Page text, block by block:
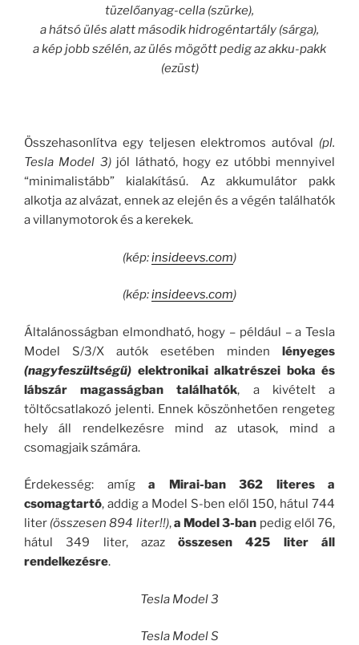
tüzelőanyag-cella (szürke),
a hátsó ülés alatt második hidrogéntartály (sárga),
a kép jobb szélén, az ülés mögött pedig az akku-pakk
(ezüst)
Összehasonlítva egy teljesen elektromos autóval (pl.
Tesla Model 3)jól látható, hogy ez utóbbi mennyivel
“minimalistább” kialakítású. Az akkumulátor pakk
alkotja az alvázat, ennek az elején és a végén találhatók
a villanymotorok és a kerekek.
(kép:insideevs.com)
(kép:insideevs.com)
Általánosságban elmondható, hogy – például – a Tesla
Model S/3/X autók esetében minden lényeges
(nagyfeszültségű) elektronikai alkatrészei boka és
lábszár magasságban találhatók, a kivételt a
töltőcsatlakozó jelenti. Ennek köszönhetően rengeteg
hely áll rendelkezésre mind az utasok, mind a
csomagjaik számára.
Érdekesség: amíg a Mirai-ban 362 literes a
csomagtartó, addig a Model S-ben elől 150, hátul 744
liter (összesen 894 liter!!),a Model 3-ban pedig elől 76,
hátul 349 liter, azazösszesen 425 liter áll
rendelkezésre.
Tesla Model 3
Tesla Model S